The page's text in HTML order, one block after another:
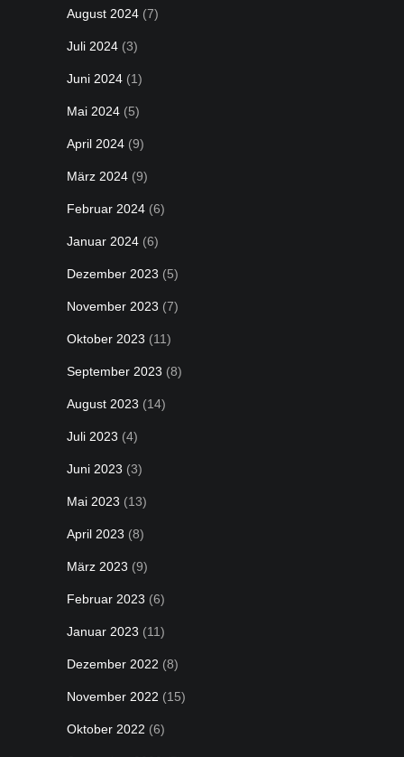
August 2024 (7)
Juli 2024 (3)
Juni 2024 (1)
Mai 2024 (5)
April 2024 (9)
März 2024 (9)
Februar 2024 (6)
Januar 2024 (6)
Dezember 2023 (5)
November 2023 (7)
Oktober 2023 (11)
September 2023 (8)
August 2023 (14)
Juli 2023 (4)
Juni 2023 (3)
Mai 2023 (13)
April 2023 (8)
März 2023 (9)
Februar 2023 (6)
Januar 2023 (11)
Dezember 2022 (8)
November 2022 (15)
Oktober 2022 (6)